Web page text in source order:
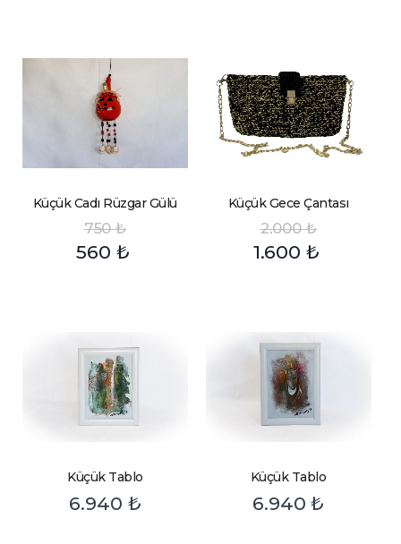
Küçük Cadı Rüzgar Gülü
750₺
560 ₺
Küçük Gece Çantası
2.000₺
1.600 ₺
Küçük Tablo
6.940 ₺
Küçük Tablo
6.940₺